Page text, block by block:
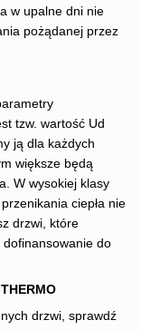
w upalne dni nie
pożądanej przez
tzw. wartość Ud
ją dla każdych
większe będą
W wysokiej klasy
ciepła nie
drzwi, które
dofinansowanie do
drzwi, sprawdź